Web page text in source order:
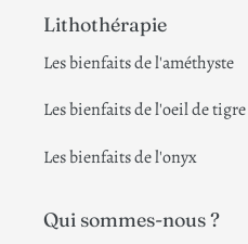
Lithothérapie
Les bienfaits de l'améthyste
Les bienfaits de l'oeil de tigre
Les bienfaits de l'onyx
Qui sommes-nous ?